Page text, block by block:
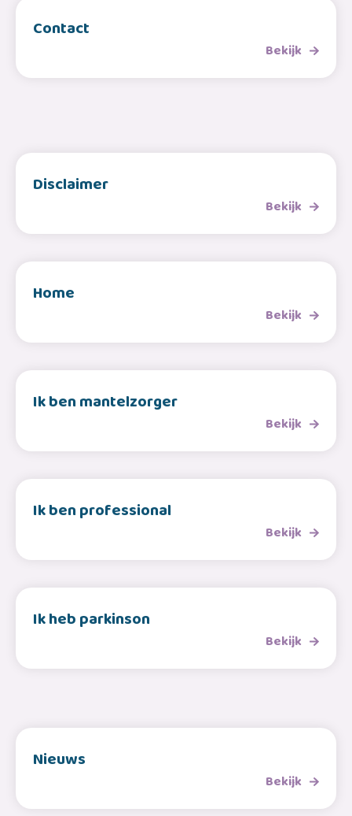
Contact
Bekijk
Disclaimer
Bekijk
Home
Bekijk
Ik ben mantelzorger
Bekijk
Ik ben professional
Bekijk
Ik heb parkinson
Bekijk
Nieuws
Bekijk